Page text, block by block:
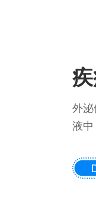
外
液中